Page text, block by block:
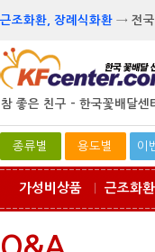
근조화환, 장례식화환 → 전
참 좋은 친구 - 한국꽃배달센
종류별 용도별 이
가성비상품 근조화환